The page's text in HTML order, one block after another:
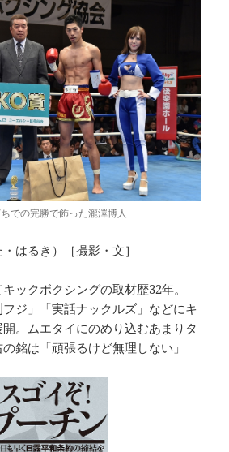
での完勝で飾った瀧澤博人
はるき）［撮影・文］
ックボクシングの取材歴32年。
フジ」「実話ナックルズ」などにキ
。ムエタイにのめり込むあまりタ
銘は「頑張るけど無理しない」